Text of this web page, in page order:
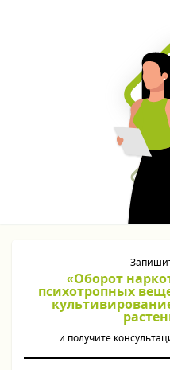
«Оборот
психотропных
и получите